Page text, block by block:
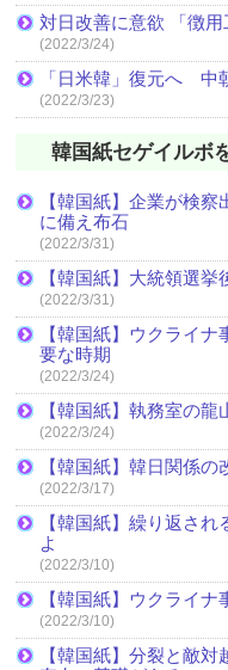
対日改善に意欲 「徴
(2022/3/24)
「日米韓」復元へ 中
(2022/3/23)
韓国紙セゲイルボ
【韓国紙】企業が検
に備え布石
(2022/3/31)
【韓国紙】大統領選
(2022/3/31)
【韓国紙】ウクライ
要な時期
(2022/3/24)
【韓国紙】執務室の
(2022/3/24)
【韓国紙】韓日関係
(2022/3/17)
【韓国紙】繰り返さ
よ
(2022/3/10)
【韓国紙】ウクライ
(2022/3/10)
【韓国紙】分裂と敵